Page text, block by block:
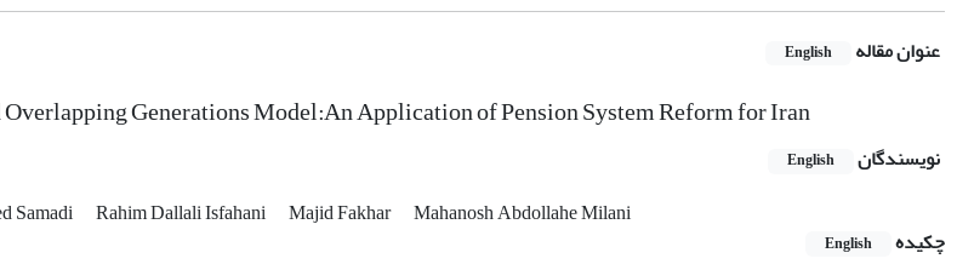
عنوان مقاله English
Generations Model:An Application of Pension System Reform for Iran
نویسندگان English
Samadi Rahim Dallali Isfahani Majid Fakhar Mahanosh Abdollahe Milani
چکیده
English